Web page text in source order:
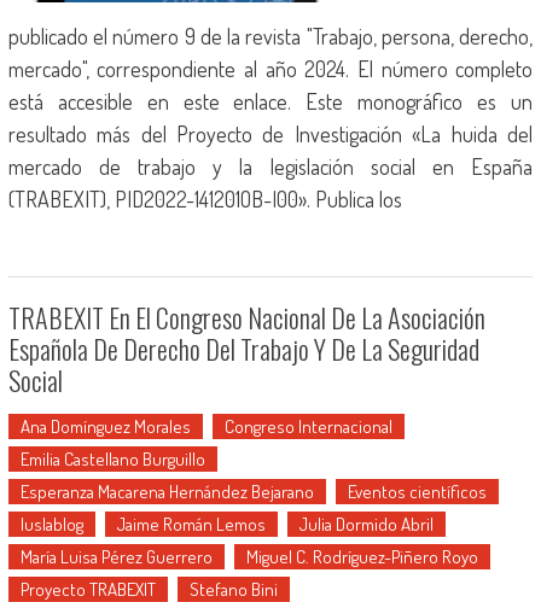
publicado el número 9 de la revista "Trabajo, persona, derecho,
mercado", correspondiente al año 2024. El número completo
está accesible en este enlace. Este monográfico es un
resultado más del Proyecto de Investigación «La huida del
mercado de trabajo y la legislación social en España
(TRABEXIT), PID2022-141201OB-I00». Publica los
TRABEXIT En El Congreso Nacional De La Asociación
Española De Derecho Del Trabajo Y De La Seguridad
Social
Ana Domínguez Morales
Congreso Internacional
Emilia Castellano Burguillo
Esperanza Macarena Hernández Bejarano
Eventos científicos
Iuslablog
Jaime Román Lemos
Julia Dormido Abril
María Luisa Pérez Guerrero
Miguel C. Rodríguez-Piñero Royo
Proyecto TRABEXIT
Stefano Bini